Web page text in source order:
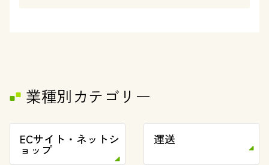
業種別カテゴリー
ECサイト・ネットシ
ョップ
運送